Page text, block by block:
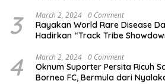
3 March 2, 2024 0 Comment
Rayakan World Rare Disease
Hadirkan “Track Tribe
4 March 2, 2024 0 Comment
Oknum Suporter Persita Ricuh
Borneo FC, Bermula dari